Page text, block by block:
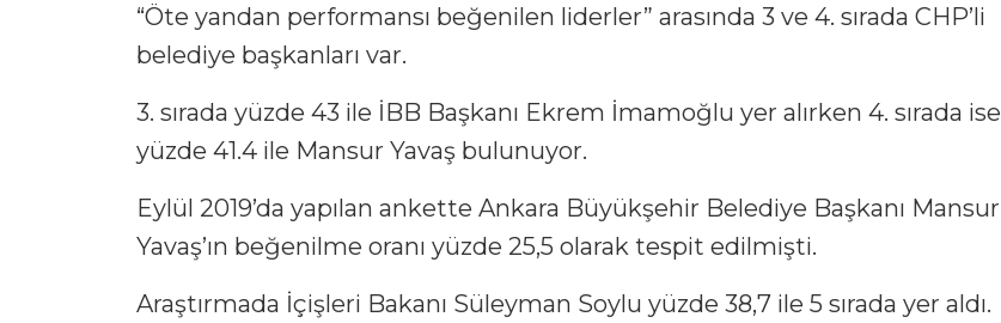
“Öte yandan performansı beğenilen liderler” arasında 3 ve 4. sırada CHP’li
belediye başkanları var.
3. sırada yüzde 43 ile İBB Başkanı Ekrem İmamoğlu yer alırken 4. sırada ise
yüzde 41.4 ile Mansur Yavaş bulunuyor.
Eylül 2019’da yapılan ankette Ankara Büyükşehir Belediye Başkanı Mansur
Yavaş’ın beğenilme oranı yüzde 25,5 olarak tespit edilmişti.
Araştırmada İçişleri Bakanı Süleyman Soylu yüzde 38,7 ile 5 sırada yer aldı.